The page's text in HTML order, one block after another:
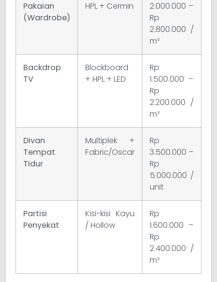
Pakaian
(Wardrobe)
HPL + Cermin
2.000.000 –
Rp
2.800.000 /
m²
Backdrop
TV
Blockboard
+ HPL + LED
Rp
1.500.000 –
Rp
2.200.000 /
m²
Divan
Tempat
Tidur
Multiplek +
Fabric/Oscar
Rp
3.500.000 –
Rp
5.000.000 /
unit
Partisi
Penyekat
Kisi-kisi Kayu
/ Hollow
Rp
1.600.000 –
Rp
2.400.000 /
m²